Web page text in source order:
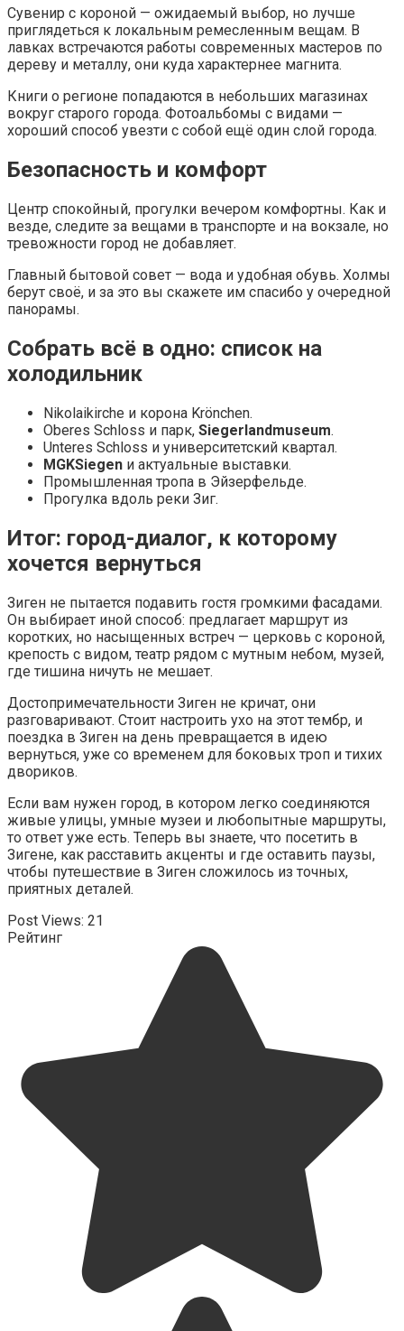
Сувенир с короной — ожидаемый выбор, но лучше
приглядеться к локальным ремесленным вещам. В
лавках встречаются работы современных мастеров по
дереву и металлу, они куда характернее магнита.
Книги о регионе попадаются в небольших магазинах
вокруг старого города. Фотоальбомы с видами —
хороший способ увезти с собой ещё один слой города.
Безопасность и комфорт
Центр спокойный, прогулки вечером комфортны. Как и
везде, следите за вещами в транспорте и на вокзале, но
тревожности город не добавляет.
Главный бытовой совет — вода и удобная обувь. Холмы
берут своё, и за это вы скажете им спасибо у очередной
панорамы.
Собрать всё в одно: список на
холодильник
Nikolaikirche и корона Krönchen.
Oberes Schloss и парк, Siegerlandmuseum.
Unteres Schloss и университетский квартал.
MGKSiegen и актуальные выставки.
Промышленная тропа в Эйзерфельде.
Прогулка вдоль реки Зиг.
Итог: город-диалог, к которому
хочется вернуться
Зиген не пытается подавить гостя громкими фасадами.
Он выбирает иной способ: предлагает маршрут из
коротких, но насыщенных встреч — церковь с короной,
крепость с видом, театр рядом с мутным небом, музей,
где тишина ничуть не мешает.
Достопримечательности Зиген не кричат, они
разговаривают. Стоит настроить ухо на этот тембр, и
поездка в Зиген на день превращается в идею
вернуться, уже со временем для боковых троп и тихих
двориков.
Если вам нужен город, в котором легко соединяются
живые улицы, умные музеи и любопытные маршруты,
то ответ уже есть. Теперь вы знаете, что посетить в
Зигене, как расставить акценты и где оставить паузы,
чтобы путешествие в Зиген сложилось из точных,
приятных деталей.
Post Views: 21
Рейтинг